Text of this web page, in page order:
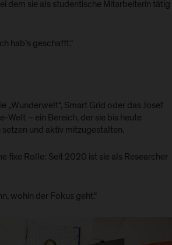
dem sie als studentische Mitarbeiterin tätig
hab’s geschafft.“
„Wunderwelt“, Smart Grid oder das Josef
Welt – ein Bereich, der sie bis heute
und aktiv mitzugestalten.
fixe Rolle: Seit 2020 ist sie als Researcher
wohin der Fokus geht.“